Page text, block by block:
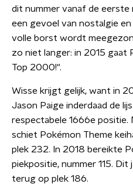
dit nummer vanaf de
een gevoel van nostalgie
volle borst wordt
zo niet langer: in 2015 gaat
Top 2000!".
Wisse krijgt gelijk, want in
Jason Paige inderdaad de
respectabele 1666e positie.
schiet Pokémon Theme
plek 232. In 2018 bereikte
piekpositie, nummer 115.
terug op plek 186.